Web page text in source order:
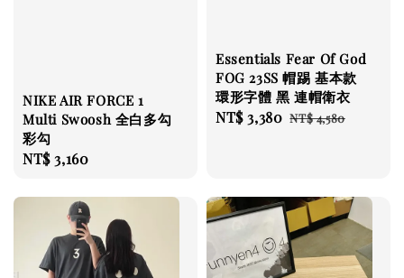
NIKE AIR FORCE 1
Multi Swoosh 全白多勾
彩勾
Regular
NT$ 3,160
Essentials Fear Of God
FOG 23SS 帽踢 基本款
環形字體 黑 連帽衛衣
Sale
NT$ 3,380 Regular
NT$ 4,580